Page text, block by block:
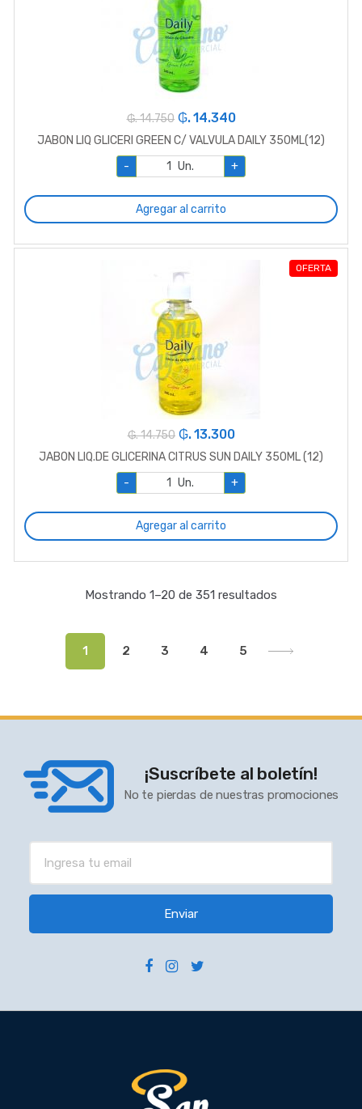
₲. 14.750 ₲. 14.340
JABON LIQ GLICERI GREEN C/ VALVULA DAILY 350ML(12)
-
Un. +
Agregar al carrito
OFERTA
₲. 14.750 ₲. 13.300
JABON LIQ.DE GLICERINA CITRUS SUN DAILY 350ML (12)
-
Un. +
Agregar al carrito
Mostrando 1–20 de 351 resultados
1 2 3 4 5
¡Suscríbete al boletín!
No te pierdas de nuestras promociones
Enviar